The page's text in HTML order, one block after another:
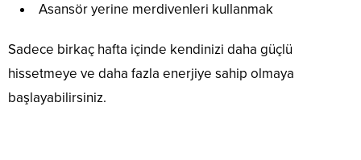
Asansör yerine merdivenleri kullanmak
Sadece birkaç hafta içinde kendinizi daha güçlü
hissetmeye ve daha fazla enerjiye sahip olmaya
başlayabilirsiniz.